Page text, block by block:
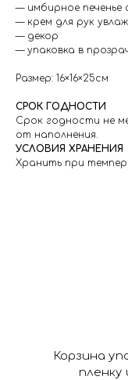
— имбирное печенье
— крем для рук
— декор
— упаковка в
Размер: 16×16×25см
СРОК ГОДНОСТИ
Срок годности не
от наполнения.
УСЛОВИЯ ХРАНЕНИЯ
Хранить при
Корзина